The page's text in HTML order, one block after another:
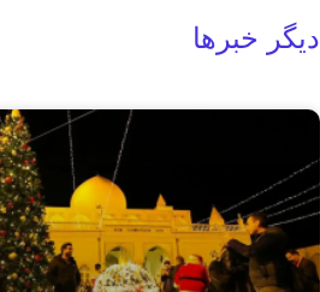
دیگر خبرها